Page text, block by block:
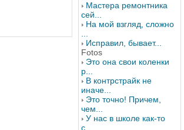
Мастера ремонтника
сей...
На мой взгляд, сложно
Исправил, бывает...
Fotos
Это она свои коленки
р...
В контрстрайк не
иначе...
Это точно! Причем,
чем...
У нас в школе как-то
с...